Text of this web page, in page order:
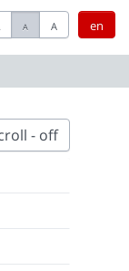
en
A A
- off